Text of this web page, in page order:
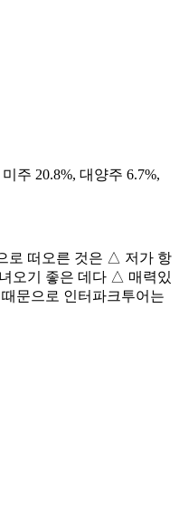
주 20.8%, 대양주 6.7%,
로 떠오른 것은 △ 저가 항
오기 좋은 데다 △ 매력있
문으로 인터파크투어는